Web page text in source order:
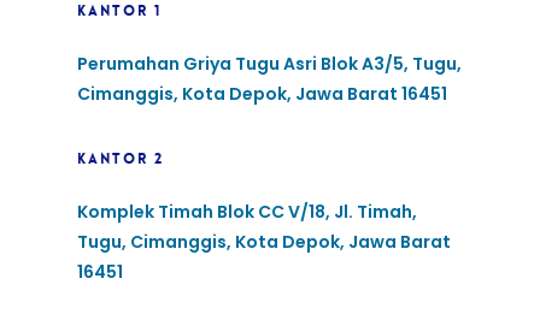
KANTOR 1
Perumahan Griya Tugu Asri Blok A3/5, Tugu,
Cimanggis, Kota Depok, Jawa Barat 16451
KANTOR 2
Komplek Timah Blok CC V/18, Jl. Timah,
Tugu, Cimanggis, Kota Depok, Jawa Barat
16451